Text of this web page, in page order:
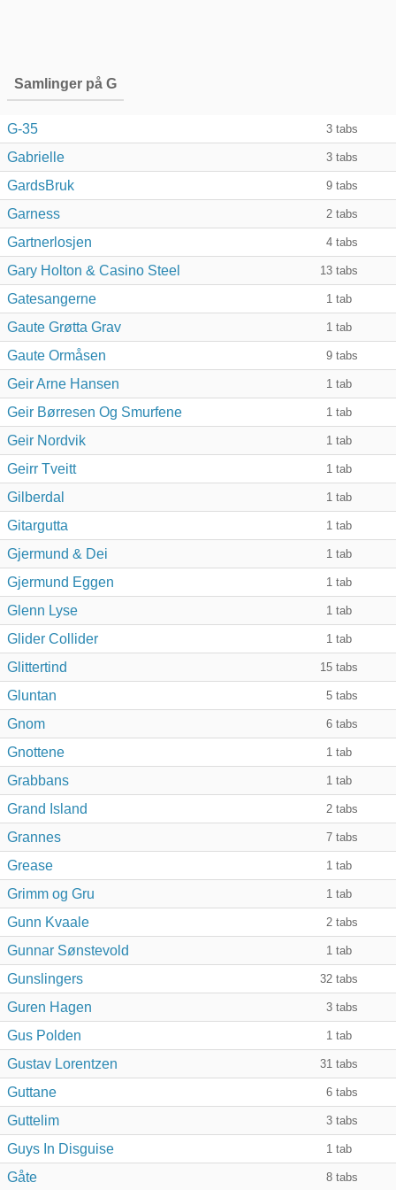
Samlinger på G
G-35 3 tabs
Gabrielle 3 tabs
GardsBruk 9 tabs
Garness 2 tabs
Gartnerlosjen 4 tabs
Gary Holton & Casino Steel 13 tabs
Gatesangerne 1 tab
Gaute Grøtta Grav 1 tab
Gaute Ormåsen 9 tabs
Geir Arne Hansen 1 tab
Geir Børresen Og Smurfene 1 tab
Geir Nordvik 1 tab
Geirr Tveitt 1 tab
Gilberdal 1 tab
Gitargutta 1 tab
Gjermund & Dei 1 tab
Gjermund Eggen 1 tab
Glenn Lyse 1 tab
Glider Collider 1 tab
Glittertind 15 tabs
Gluntan 5 tabs
Gnom 6 tabs
Gnottene 1 tab
Grabbans 1 tab
Grand Island 2 tabs
Grannes 7 tabs
Grease 1 tab
Grimm og Gru 1 tab
Gunn Kvaale 2 tabs
Gunnar Sønstevold 1 tab
Gunslingers 32 tabs
Guren Hagen 3 tabs
Gus Polden 1 tab
Gustav Lorentzen 31 tabs
Guttane 6 tabs
Guttelim 3 tabs
Guys In Disguise 1 tab
Gåte 8 tabs